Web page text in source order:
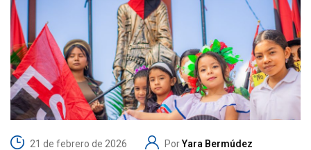
21 de febrero de 2026 PorYara Bermúdez